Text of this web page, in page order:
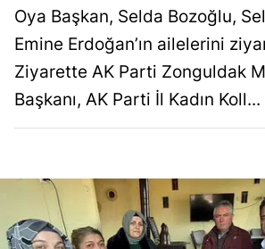
Oya Başkan, Selda Bozoğlu,
Emine Erdoğan’ın ailelerini
Ziyarette AK Parti Zonguldak
Başkanı, AK Parti İl Kadın Koll...